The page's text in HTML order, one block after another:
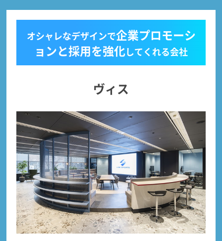
オシャレなデザインで企業プロモーシ
ョンと採用を強化してくれる会社
ヴィス